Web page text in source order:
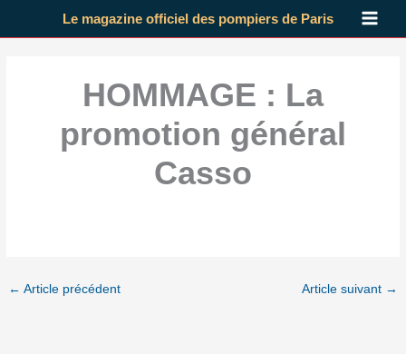
Le magazine officiel des pompiers de Paris
HOMMAGE : La
promotion général
Casso
← Article précédent Article suivant →